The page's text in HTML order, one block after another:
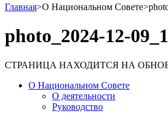
Главная>О Национальном Совете>
photo_2024-12-
СТРАНИЦА НАХОДИТСЯ НА
О Национальном Совете
О деятельности
Руководство